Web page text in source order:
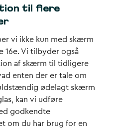
til flere
vi ikke kun med skærm
16e. Vi tilbyder også
af skærm til tidligere
enten der er tale om
ødelagt skærm
kan vi udføre
godkendte
om du har brug for en